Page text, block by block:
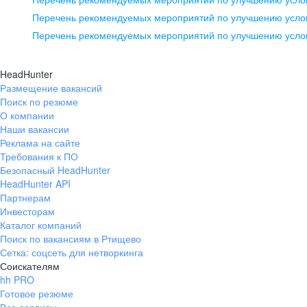
pr@ural.hh.ru
помещение 21
+7 383 207-94-64
pr@nsk.hh.ru
Перечень рекомендуемых мероприятий по улучшению
Перечень рекомендуемых мероприятий по улучшению
HeadHunter
Размещение вакансий
Поиск по резюме
О компании
Наши вакансии
Реклама на сайте
Требования к ПО
Безопасный HeadHunter
HeadHunter API
Партнерам
Инвесторам
Каталог компаний
Поиск по вакансиям в Ртищево
Сетка: соцсеть для нетворкинга
Соискателям
hh PRO
Готовое резюме